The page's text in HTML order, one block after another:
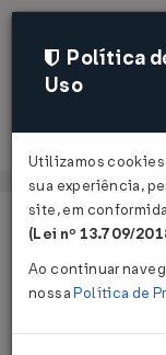
Página Inicial
Política
Uso
Utilizamos
sua experiência,
site, em
(Lei nº 13.709/
Ao continuar
nossaPolítica de